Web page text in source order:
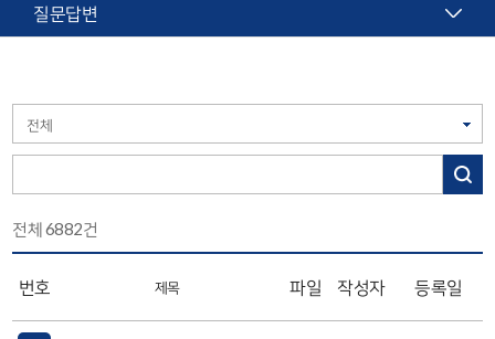
질문답변
전체6882건
번호 제목 파일 작성자 등록일